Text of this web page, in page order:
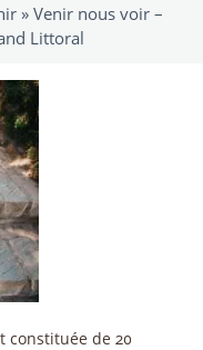
» Venir nous voir –
Littoral
constituée de 20